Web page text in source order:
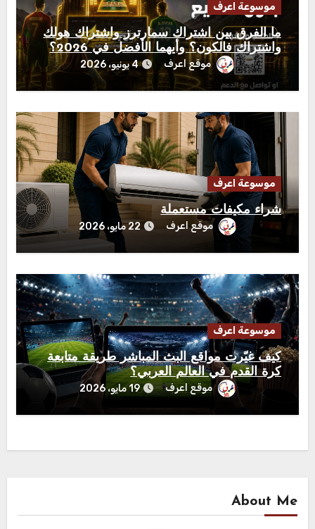
موسوعة اعرف
ما الفرق بين اشتراك سمارترز واشتراك هولك
واشتراك فالكون؟ وأيهما الأفضل في 2026؟
موقع اعرف 4 يونيو، 2026
موسوعة اعرف
شراء مكيفات مستعملة
موقع اعرف 22 مايو، 2026
موسوعة اعرف
كيف غيّرت مواقع البث المباشر طريقة متابعة
كرة القدم في العالم العربي؟
موقع اعرف 19 مايو، 2026
About Me